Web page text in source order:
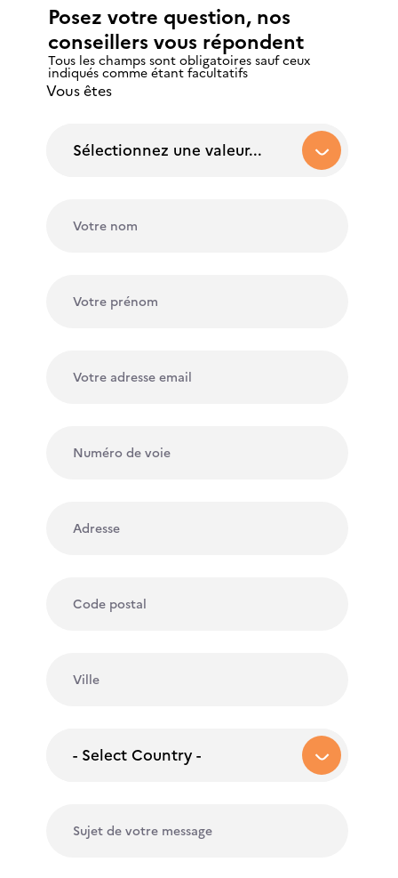
Posez votre question, nos
conseillers vous répondent
Tous les champs sont obligatoires sauf ceux
indiqués comme étant facultatifs
Vous êtes
Sélectionnez une valeur...
- Select Country -